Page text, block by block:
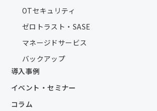
OTセキュリティ
ゼロトラスト・SASE
マネージドサービス
バックアップ
導入事例
イベント・セミナー
コラム